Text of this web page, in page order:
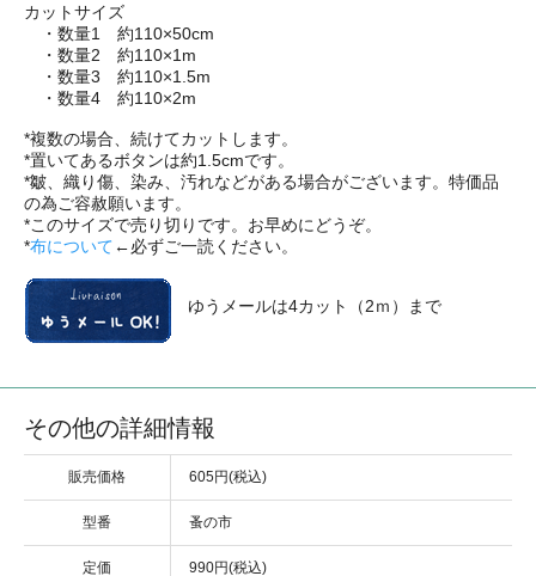
カットサイズ
・数量1 約110×50cm
・数量2 約110×1m
・数量3 約110×1.5m
・数量4 約110×2m
*複数の場合、続けてカットします。
*置いてあるボタンは約1.5cmです。
*皺、織り傷、染み、汚れなどがある場合がございます。特価品
の為ご容赦願います。
*このサイズで売り切りです。お早めにどうぞ。
*布について ←必ずご一読ください。
ゆうメールは4カット（2ｍ）まで
その他の詳細情報
販売価格 605円(税込)
型番 蚤の市
定価 990円(税込)